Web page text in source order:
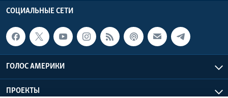
СОЦИАЛЬНЫЕ СЕТИ
ГОЛОС АМЕРИКИ
ПРОЕКТЫ